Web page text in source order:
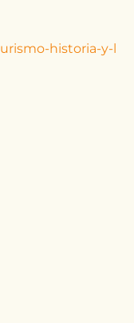
historia-y-l